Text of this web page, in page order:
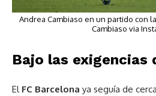
Andrea Cambiaso en un partido con
Cambiaso via
Bajo las exigencias
El FC Barcelona ya seguía de